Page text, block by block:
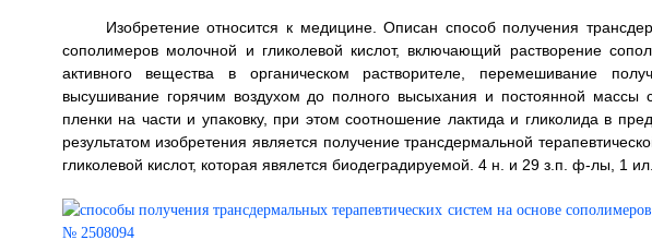
Изобретение относится к медицине. Описан способ получения
сополимеров молочной и гликолевой кислот, включающий растворение
активного вещества в органическом растворителе, перемешивание
высушивание горячим воздухом до полного высыхания и постоянной массы
пленки на части и упаковку, при этом соотношение лактида и гликолида в
результатом изобретения является получение трансдермальной
гликолевой кислот, которая явялется биодеградируемой. 4 н. и 29 з.п. ф-лы, 1